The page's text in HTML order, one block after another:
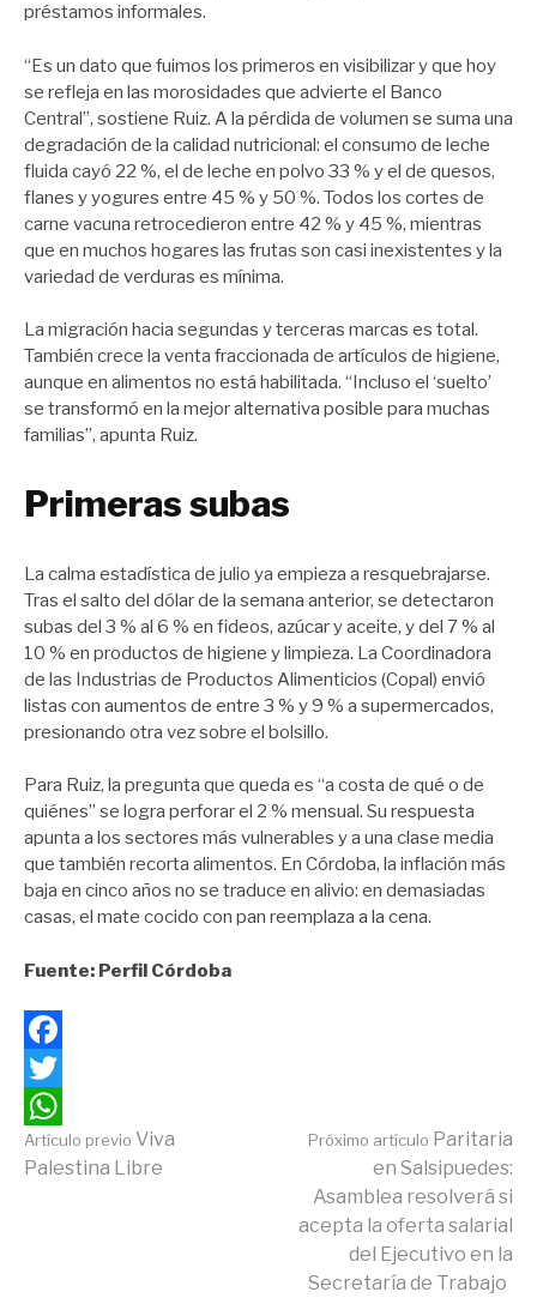
préstamos informales.
“Es un dato que fuimos los primeros en visibilizar y que hoy
se refleja en las morosidades que advierte el Banco
Central”, sostiene Ruiz. A la pérdida de volumen se suma una
degradación de la calidad nutricional: el consumo de leche
fluida cayó 22 %, el de leche en polvo 33 % y el de quesos,
flanes y yogures entre 45 % y 50 %. Todos los cortes de
carne vacuna retrocedieron entre 42 % y 45 %, mientras
que en muchos hogares las frutas son casi inexistentes y la
variedad de verduras es mínima.
La migración hacia segundas y terceras marcas es total.
También crece la venta fraccionada de artículos de higiene,
aunque en alimentos no está habilitada. “Incluso el ‘suelto’
se transformó en la mejor alternativa posible para muchas
familias”, apunta Ruiz.
Primeras subas
La calma estadística de julio ya empieza a resquebrajarse.
Tras el salto del dólar de la semana anterior, se detectaron
subas del 3 % al 6 % en fideos, azúcar y aceite, y del 7 % al
10 % en productos de higiene y limpieza. La Coordinadora
de las Industrias de Productos Alimenticios (Copal) envió
listas con aumentos de entre 3 % y 9 % a supermercados,
presionando otra vez sobre el bolsillo.
Para Ruiz, la pregunta que queda es “a costa de qué o de
quiénes” se logra perforar el 2 % mensual. Su respuesta
apunta a los sectores más vulnerables y a una clase media
que también recorta alimentos. En Córdoba, la inflación más
baja en cinco años no se traduce en alivio: en demasiadas
casas, el mate cocido con pan reemplaza a la cena.
Fuente: Perfil Córdoba
Facebook
Twitter
WhatsApp
Continuar
Artículo previo Viva
Palestina Libre
Próximo artículo Paritaria
en Salsipuedes:
Asamblea resolverá si
acepta la oferta salarial
del Ejecutivo en la
Secretaría de Trabajo